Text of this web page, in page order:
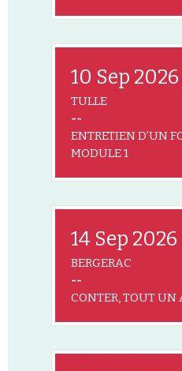
10 Sep 2026
TULLE
--
ENTRETIEN D’UN
MODULE 1
14 Sep 2026
BERGERAC
--
CONTER, TOUT UN